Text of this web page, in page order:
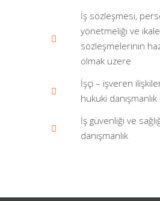
İş sözleşmesi,
yönetmeliği ve ikale
sözleşmelerinin
olmak üzere
İşçi – işveren
hukuki danışmanlık
İş güvenliği ve
danışmanlık